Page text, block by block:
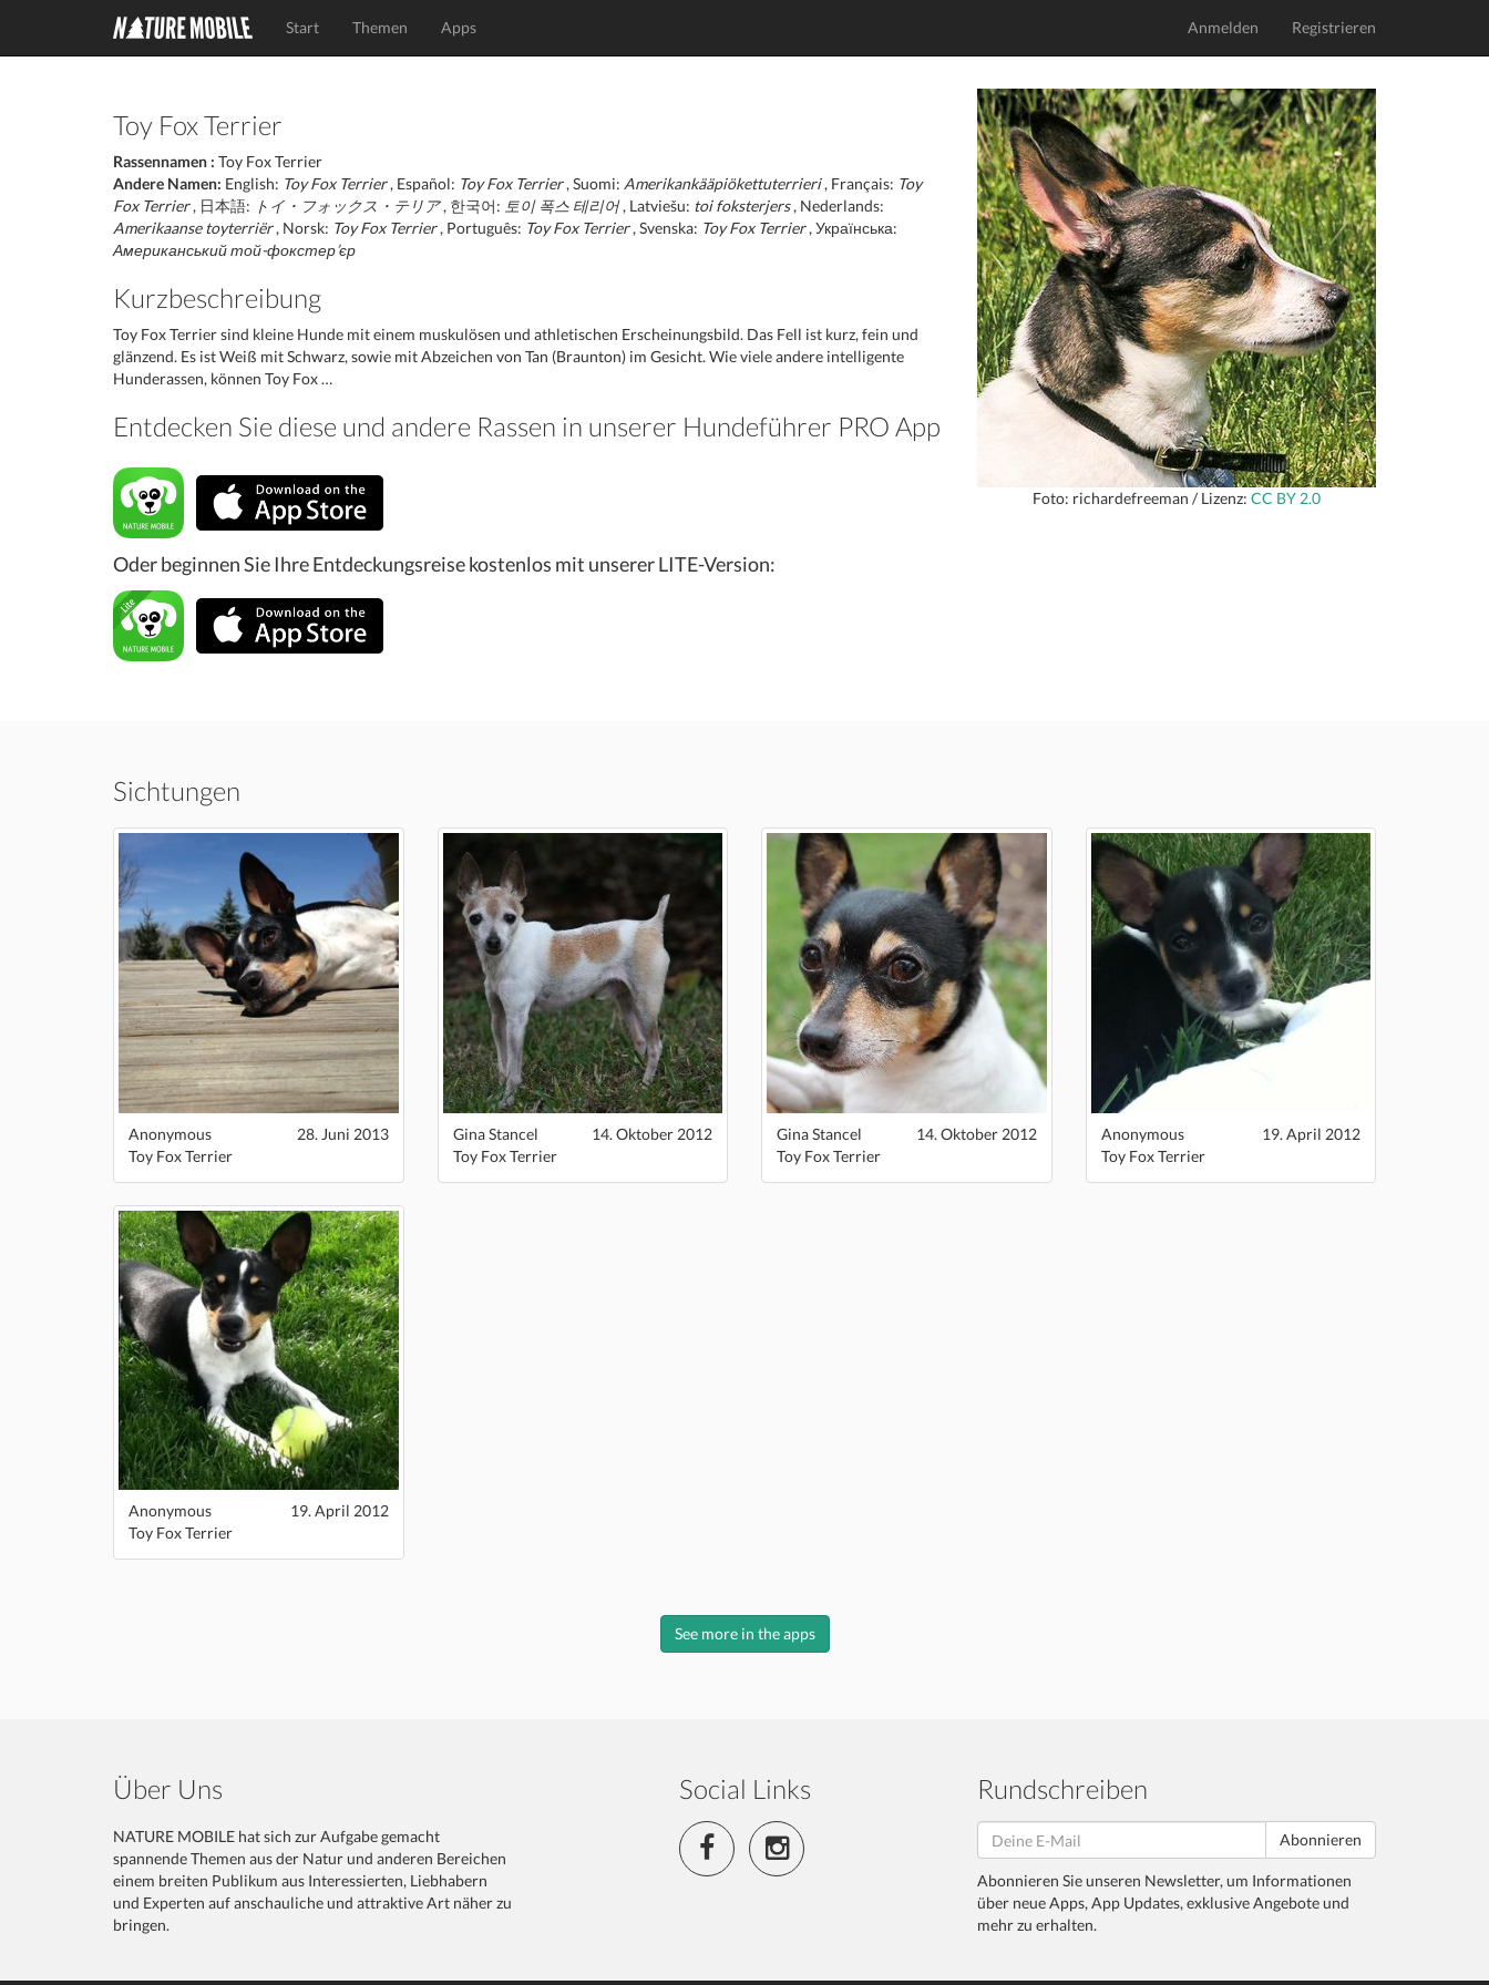
Start Themen Apps Anmelden Registrieren
Toy Fox Terrier
Rassennamen : Toy Fox Terrier
Andere Namen: English: Toy Fox Terrier, Español: Toy Fox Terrier, Suomi: Amerikankääpiökettuterrieri, Français: Toy
Fox Terrier, 日本語: トイ・フォックス・テリア, 한국어: 토이 폭스 테리어, Latviešu: toi foksterjers, Nederlands:
Amerikaanse toyterriër, Norsk: Toy Fox Terrier, Português: Toy Fox Terrier, Svenska: Toy Fox Terrier, Українська:
Американський той-фокстер’єр
Kurzbeschreibung
Toy Fox Terrier sind kleine Hunde mit einem muskulösen und athletischen Erscheinungsbild. Das Fell ist kurz, fein und
glänzend. Es ist Weiß mit Schwarz, sowie mit Abzeichen von Tan (Braunton) im Gesicht. Wie viele andere intelligente
Hunderassen, können Toy Fox …
Entdecken Sie diese und andere Rassen in unserer Hundeführer PRO App
Oder beginnen Sie Ihre Entdeckungsreise kostenlos mit unserer LITE-Version:
Foto: richardefreeman / Lizenz: CC BY 2.0
Sichtungen
Anonymous
28. Juni 2013
Toy Fox Terrier
Gina Stancel
14. Oktober 2012
Toy Fox Terrier
Gina Stancel
14. Oktober 2012
Toy Fox Terrier
Anonymous
19. April 2012
Toy Fox Terrier
Anonymous
19. April 2012
Toy Fox Terrier
See more in the apps
Über Uns
NATURE MOBILE hat sich zur Aufgabe gemacht
spannende Themen aus der Natur und anderen Bereichen
einem breiten Publikum aus Interessierten, Liebhabern
und Experten auf anschauliche und attraktive Art näher zu
bringen.
Social Links Rundschreiben
Abonnieren
Abonnieren Sie unseren Newsletter, um Informationen
über neue Apps, App Updates, exklusive Angebote und
mehr zu erhalten.